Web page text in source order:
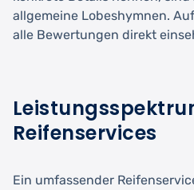
allgemeine Lobeshymnen. Auf
alle Bewertungen direkt
Reifenservices
Ein umfassender